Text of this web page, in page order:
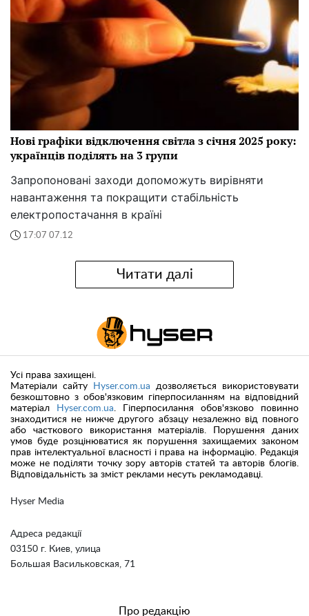
Нові графіки відключення світла з січня 2025 року:
українців поділять на 3 групи
Запропоновані заходи допоможуть вирівняти
навантаження та покращити стабільність
електропостачання в країні
17:07 07.12
Читати далі
Hyser Media
Адреса редакції
03150 г. Киев, улица
Большая Васильковская, 71
Усі права захищені.
Матеріали сайту
Hyser.com.ua дозволяється використовувати
безкоштовно з обов'язковим гіперпосиланням на відповідний
матеріал
Hyser.com.ua. Гіперпосилання обов'язково повинно
знаходитися не нижче другого абзацу незалежно від повного
або часткового використання матеріалів. Порушення даних
умов буде розцінюватися як порушення захищаемих законом
прав інтелектуальної власності і права на інформацію. Редакція
може не поділяти точку зору авторів статей та авторів блогів.
Відповідальність за зміст реклами несуть рекламодавці.
Про редакцію